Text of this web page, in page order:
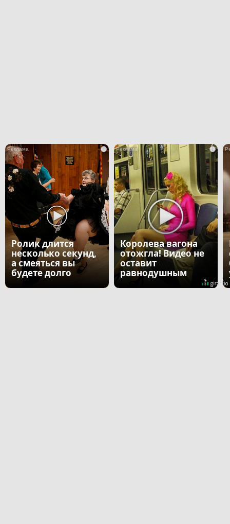
i
Ролик длится
несколько секунд,
а смеяться вы
будете долго
i
Королева вагона
отожгла! Видео не
оставит
равнодушным